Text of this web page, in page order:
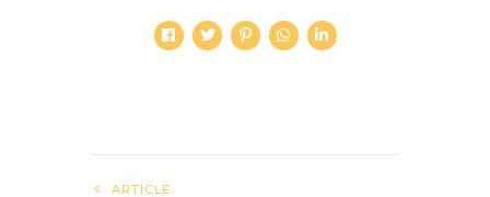
ARTICLE